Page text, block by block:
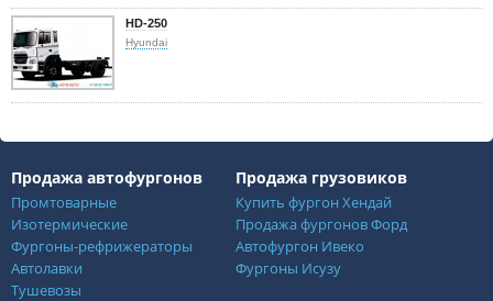
HD-250
Hyundai
Продажа автофургонов
Промтоварные
Изотермические
Фургоны-рефрижераторы
Автолавки
Тушевозы
Продажа грузовиков
Купить фургон Хендай
Продажа фургонов Форд
Автофургон Ивеко
Фургоны Исузу